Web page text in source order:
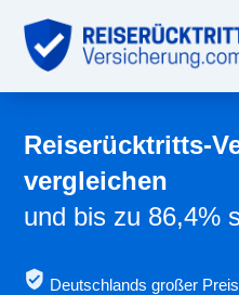
Reiserücktritts-
vergleichen
und bis zu 86,4%
Deutschlands großer